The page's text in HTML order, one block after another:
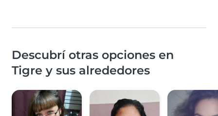
Descubrí otras opciones en
Tigre y sus alrededores